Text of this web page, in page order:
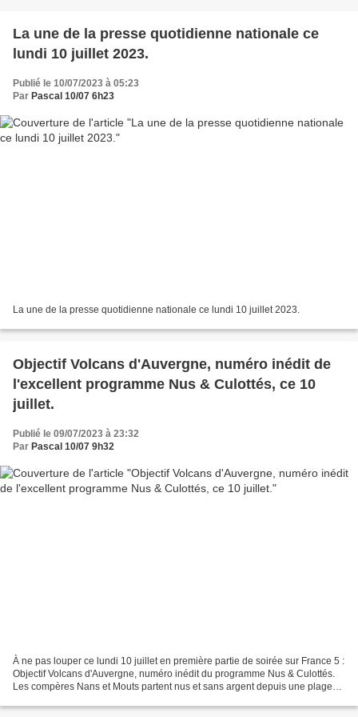
La une de la presse quotidienne nationale ce
lundi 10 juillet 2023.
Publié le 10/07/2023 à 05:23
Par Pascal 10/07 6h23
La une de la presse quotidienne nationale ce lundi 10 juillet 2023.
Objectif Volcans d'Auvergne, numéro inédit de
l'excellent programme Nus & Culottés, ce 10
juillet.
Publié le 09/07/2023 à 23:32
Par Pascal 10/07 9h32
À ne pas louper ce lundi 10 juillet en première partie de soirée sur France 5 :
Objectif Volcans d'Auvergne, numéro inédit du programme Nus & Culottés.
Les compères Nans et Mouts partent nus et sans argent depuis une plage